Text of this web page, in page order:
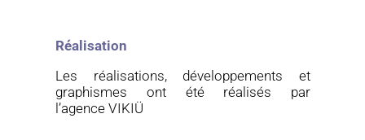
Réalisation
Les réalisations, développements et
graphismes ont été réalisés par
l’agenceVIKIÜ